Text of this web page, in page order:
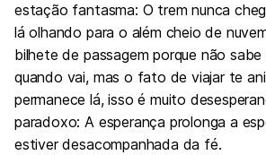
estação fantasma: O trem nunca
lá olhando para o além cheio de
bilhete de passagem porque não
quando vai, mas o fato de viajar te
permanece lá, isso é muito
paradoxo: A esperança prolonga a
estiver desacompanhada da fé.